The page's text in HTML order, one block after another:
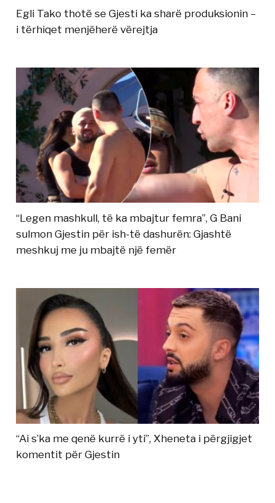
Egli Tako thotë se Gjesti ka sharë produksionin –
i tërhiqet menjëherë vërejtja
“Legen mashkull, të ka mbajtur femra”, G Bani
sulmon Gjestin për ish-të dashurën: Gjashtë
meshkuj me ju mbajtë një femër
“Ai s’ka me qenë kurrë i yti”, Xheneta i përgjigjet
komentit për Gjestin